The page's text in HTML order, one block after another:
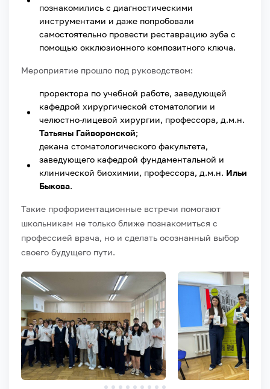
познакомились с диагностическими
инструментами и даже попробовали
самостоятельно провести реставрацию зуба с
помощью окклюзионного композитного ключа.
Мероприятие прошло под руководством:
проректора по учебной работе, заведующей
кафедрой хирургической стоматологии и
челюстно-лицевой хирургии, профессора, д.м.н.
Татьяны Гайворонской;
декана стоматологического факультета,
заведующего кафедрой фундаментальной и
клинической биохимии, профессора, д.м.н. Ильи
Быкова.
Такие профориентационные встречи помогают
школьникам не только ближе познакомиться с
профессией врача, но и сделать осознанный выбор
своего будущего пути.